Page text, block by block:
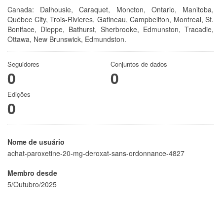
Canada: Dalhousie, Caraquet, Moncton, Ontario, Manitoba,
Québec City, Trois-Rivieres, Gatineau, Campbellton, Montreal, St.
Boniface, Dieppe, Bathurst, Sherbrooke, Edmunston, Tracadie,
Ottawa, New Brunswick, Edmundston.
Seguidores
0
Conjuntos de dados
0
Edições
0
Nome de usuário
achat-paroxetine-20-mg-deroxat-sans-ordonnance-4827
Membro desde
5/Outubro/2025